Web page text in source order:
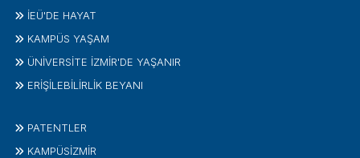
İEÜ'DE HAYAT
KAMPÜS YAŞAM
ÜNİVERSİTE İZMİR'DE YAŞANIR
ERİŞİLEBİLİRLİK BEYANI
PATENTLER
KAMPÜSİZMIR